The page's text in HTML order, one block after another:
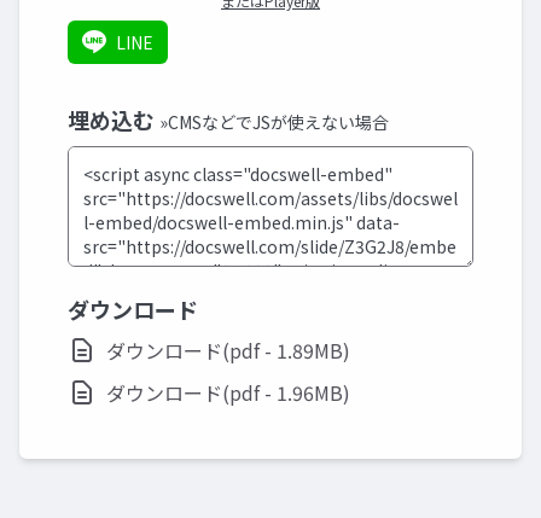
LINE
埋め込む »CMSなどでJSが使えない場合
ダウンロード
ダウンロード(pdf - 1.89MB)
ダウンロード(pdf - 1.96MB)